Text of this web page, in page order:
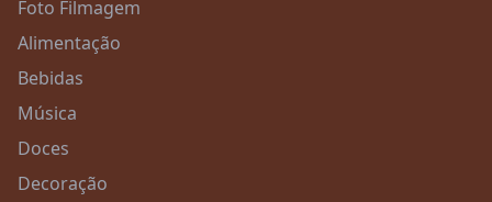
Foto Filmagem
Alimentação
Bebidas
Música
Doces
Decoração